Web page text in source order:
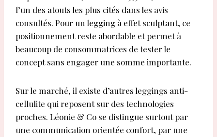
l’un des atouts les plus cités dans les avis
consultés. Pour un legging à effet sculptant, ce
positionnement reste abordable et permet à
beaucoup de consommatrices de tester le
concept sans engager une somme importante.
Sur le marché, il existe d’autres leggings anti-
cellulite qui reposent sur des technologies
proches. Léonie & Co se distingue surtout par
une communication orientée confort, par une